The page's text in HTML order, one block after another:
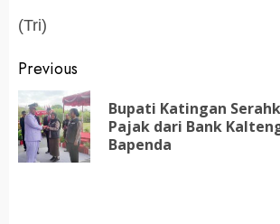
(Tri)
Post
navigation
Previous
Bupati Katingan
Pajak dari Bank
Bapenda